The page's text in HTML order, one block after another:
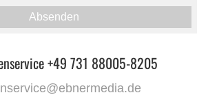
Absenden
+49 731 88005-8205